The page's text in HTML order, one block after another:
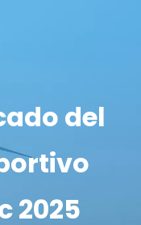
del
2025